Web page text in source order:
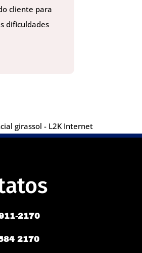
cliente para
dificuldades
girassol - L2K Internet
2170
2170